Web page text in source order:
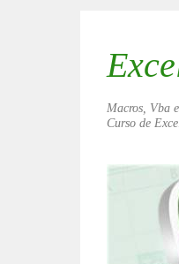
Macros, Vba
Curso de